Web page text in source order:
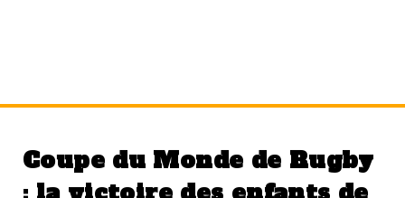
Coupe du Monde de Rugby